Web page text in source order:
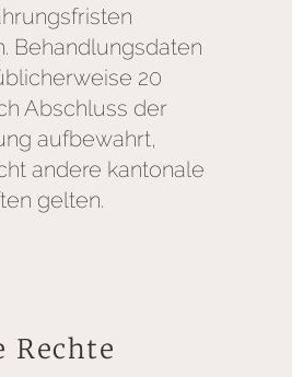
Behandlungsdaten
20
Abschluss der
aufbewahrt,
andere kantonale
gelten.
Rechte